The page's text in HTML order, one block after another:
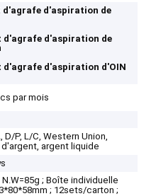
d'agrafe d'aspiration de
d'agrafe d'aspiration de
d'agrafe d'aspiration d'OIN
par mois
D/P, L/C, Western Union,
argent liquide
; Boîte individuelle
; 12sets/carton ;